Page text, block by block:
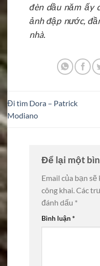
đèn dầu năm ấy
ảnh đập nước,
nhà.
Đi tìm Dora – Patrick
Modiano
Để lại một
Email của bạn
công khai.Các
đánh dấu *
Bình luận*